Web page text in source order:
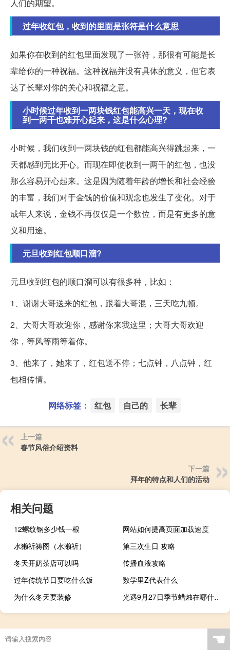
人们的期望。
过年收红包，收到的里面是张符是什么意思
如果你在收到的红包里面发现了一张符，那很有可能是长
辈给你的一种祝福。这种祝福并没有具体的意义，但它表
达了长辈对你的关心和祝福之意。
小时候过年收到一两块钱红包能高兴一天，现在收
到一两千也难开心起来，这是什么心理?
小时候，我们收到一两块钱的红包都能高兴得跳起来，一
天都感到无比开心。而现在即使收到一两千的红包，也没
那么容易开心起来。这是因为随着年龄的增长和社会经验
的丰富，我们对于金钱的价值和观念也发生了变化。对于
成年人来说，金钱不再仅仅是一个数位，而是有更多的意
义和用途。
元旦收到红包顺口溜?
元旦收到红包的顺口溜可以有很多种，比如：
1、谢谢大哥送来的红包，跟着大哥混，三天吃九顿。
2、大哥大哥欢迎你，感谢你来我这里；大哥大哥欢迎
你，等风等雨等着你。
3、他来了，她来了，红包送不停；七点钟，八点钟，红
包相传情。
网络标签： 红包 自己的 长辈
上一篇
春节风俗介绍资料
下一篇
拜年的特点和人们的活动
相关问题
12螺纹钢多少钱一根
网站如何提高页面加载速度
水獭祈祷图（水濑祈）
第三次生日 攻略
冬天开奶茶店可以吗
传播血液攻略
过年传统节日要吃什么饭
数学里Z代表什么
为什么冬天要装修
光遇9月27日季节蜡烛在哪什么梗
☚